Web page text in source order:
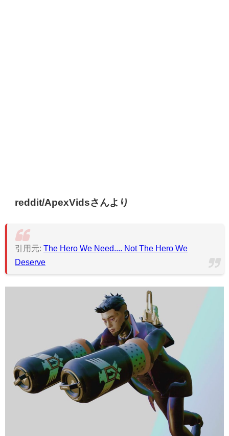
reddit/ApexVidsさんより
引用元: The Hero We Need.... Not The Hero We
Deserve